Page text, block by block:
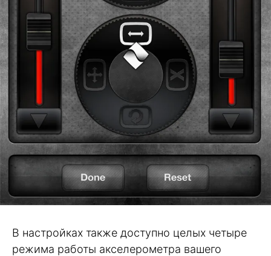
В настройках также доступно целых четыре
режима работы акселерометра вашего